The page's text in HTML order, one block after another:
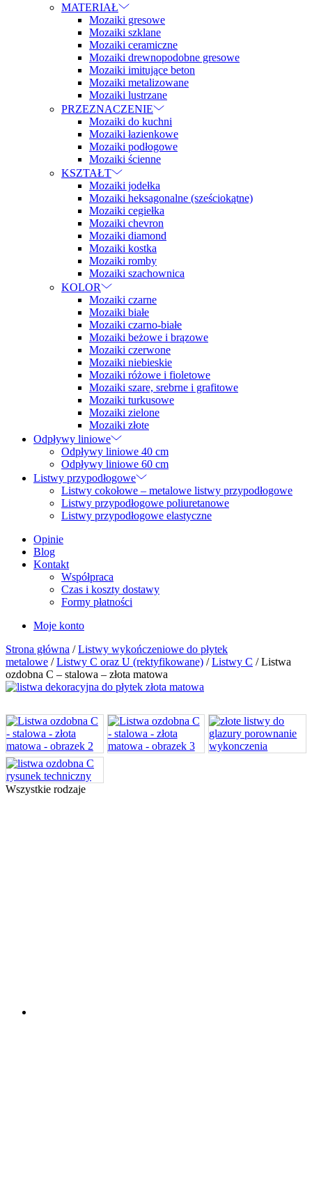
MATERIAŁ
Mozaiki gresowe
Mozaiki szklane
Mozaiki ceramiczne
Mozaiki drewnopodobne gresowe
Mozaiki imitujące beton
Mozaiki metalizowane
Mozaiki lustrzane
PRZEZNACZENIE
Mozaiki do kuchni
Mozaiki łazienkowe
Mozaiki podłogowe
Mozaiki ścienne
KSZTAŁT
Mozaiki jodełka
Mozaiki heksagonalne (sześciokątne)
Mozaiki cegiełka
Mozaiki chevron
Mozaiki diamond
Mozaiki kostka
Mozaiki romby
Mozaiki szachownica
KOLOR
Mozaiki czarne
Mozaiki białe
Mozaiki czarno-białe
Mozaiki beżowe i brązowe
Mozaiki czerwone
Mozaiki niebieskie
Mozaiki różowe i fioletowe
Mozaiki szare, srebrne i grafitowe
Mozaiki turkusowe
Mozaiki zielone
Mozaiki złote
Odpływy liniowe
Odpływy liniowe 40 cm
Odpływy liniowe 60 cm
Listwy przypodłogowe
Listwy cokołowe – metalowe listwy przypodłogowe
Listwy przypodłogowe poliuretanowe
Listwy przypodłogowe elastyczne
Opinie
Blog
Kontakt
Współpraca
Czas i koszty dostawy
Formy płatności
Moje konto
Strona główna /Listwy wykończeniowe do płytek
metalowe /Listwy C oraz U (rektyfikowane) /Listwy C / Listwa
ozdobna C – stalowa – złota matowa
Wszystkie rodzaje